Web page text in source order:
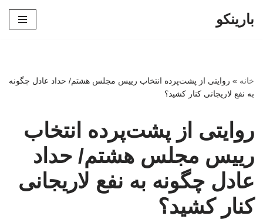
بارینکو
خانه » روایتی از پشت‌پرده انتخاب رییس مجلس هشتم/ حداد عادل چگونه
به نفع لاریجانی کنار کشید؟
روایتی از پشت‌پرده انتخاب
رییس مجلس هشتم/ حداد
عادل چگونه به نفع لاریجانی
کنار کشید؟